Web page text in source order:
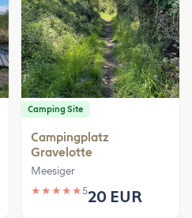
Camping Site
Campingplatz
Gravelotte
Meesiger
★ ★ ★ ★ ★520 EUR